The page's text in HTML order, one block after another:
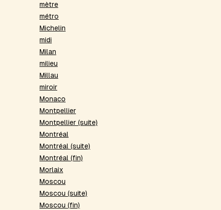
mètre
métro
Michelin
midi
Milan
milieu
Millau
miroir
Monaco
Montpellier
Montpellier (suite)
Montréal
Montréal (suite)
Montréal (fin)
Morlaix
Moscou
Moscou (suite)
Moscou (fin)